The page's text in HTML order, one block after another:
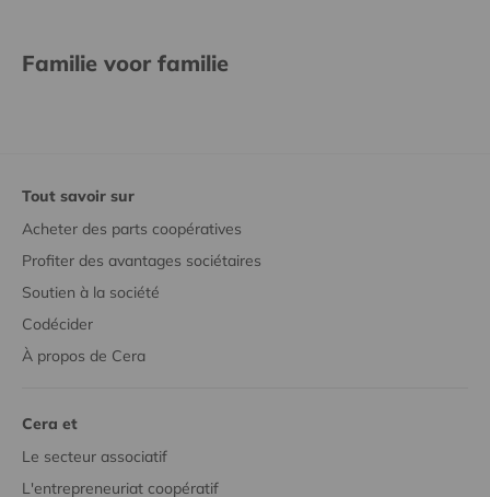
Familie voor familie
Tout savoir sur
Acheter des parts coopératives
Profiter des avantages sociétaires
Soutien à la société
Codécider
À propos de Cera
Cera et
Le secteur associatif
L'entrepreneuriat coopératif